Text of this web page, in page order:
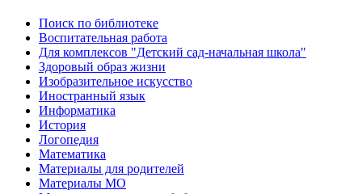
Поиск по библиотеке
Воспитательная работа
Для комплексов "Детский сад-начальная школа"
Здоровый образ жизни
Изобразительное искусство
Иностранный язык
Информатика
История
Логопедия
Математика
Материалы для родителей
Материалы МО